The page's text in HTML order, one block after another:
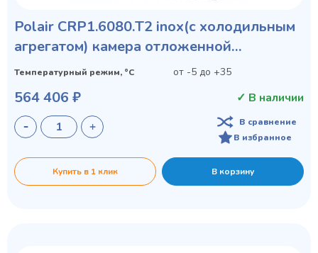
Polair СRP1.6080.Т2 inox(с холодильным
агрегатом) камера отложенной
расстойки
Температурный режим, °C от -5 до +35
564 406 ₽ ✓ В наличии
В сравнение
В избранное
Купить в 1 клик В корзину